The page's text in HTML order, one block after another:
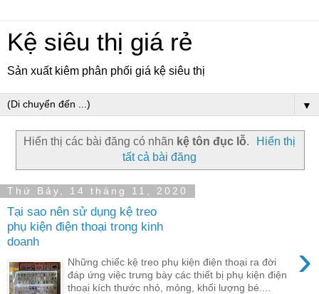
Kệ siêu thị giá rẻ
Sản xuất kiêm phân phối giá kệ siêu thị
▼
Hiển thị các bài đăng có nhãn kệ tôn đục lỗ.
Hiển thị
tất cả bài đăng
Thứ Bảy, 14 tháng 11, 2020
Tại sao nên sử dụng kệ treo
phụ kiện điện thoại trong kinh
doanh
›
Những chiếc kệ treo phụ kiện điện thoại ra đời
đáp ứng việc trưng bày các thiết bị phụ kiện điện
thoại kích thước nhỏ, mỏng, khối lượng bé....